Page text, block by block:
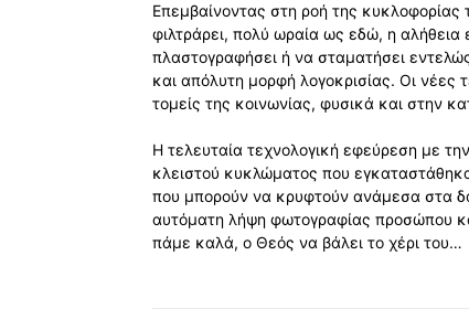
Επεμβαίνοντας στη ροή της κυκλοφορίας
φιλτράρει, πολύ ωραία ως εδώ, η αλήθεια
πλαστογραφήσει ή να σταματήσει
και απόλυτη μορφή λογοκρισίας. Οι νέες
τομείς της κοινωνίας, φυσικά και στην
Η τελευταία τεχνολογική εφεύρεση με
κλειστού κυκλώματος που
που μπορούν να κρυφτούν ανάμεσα στα
αυτόματη λήψη φωτογραφίας προσώπου
πάμε καλά, ο Θεός να βάλει το χέρι του…